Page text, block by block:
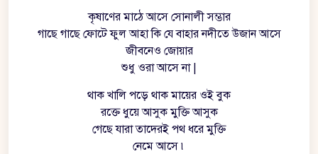
কৃষাণের মাঠে আসে সোনালী সম্ভার
গাছে গাছে ফোটে ফুল আহা কি যে বাহার নদীতে উজান আসে
জীবনেও জোয়ার
শুধু ওরা আসে না |
থাক খালি পড়ে থাক মায়ের ওই বুক
রক্তে ধুয়ে আসুক মুক্তি আসুক
গেছে যারা তাদেরই পথ ধরে মুক্তি
নেমে আসে ৷